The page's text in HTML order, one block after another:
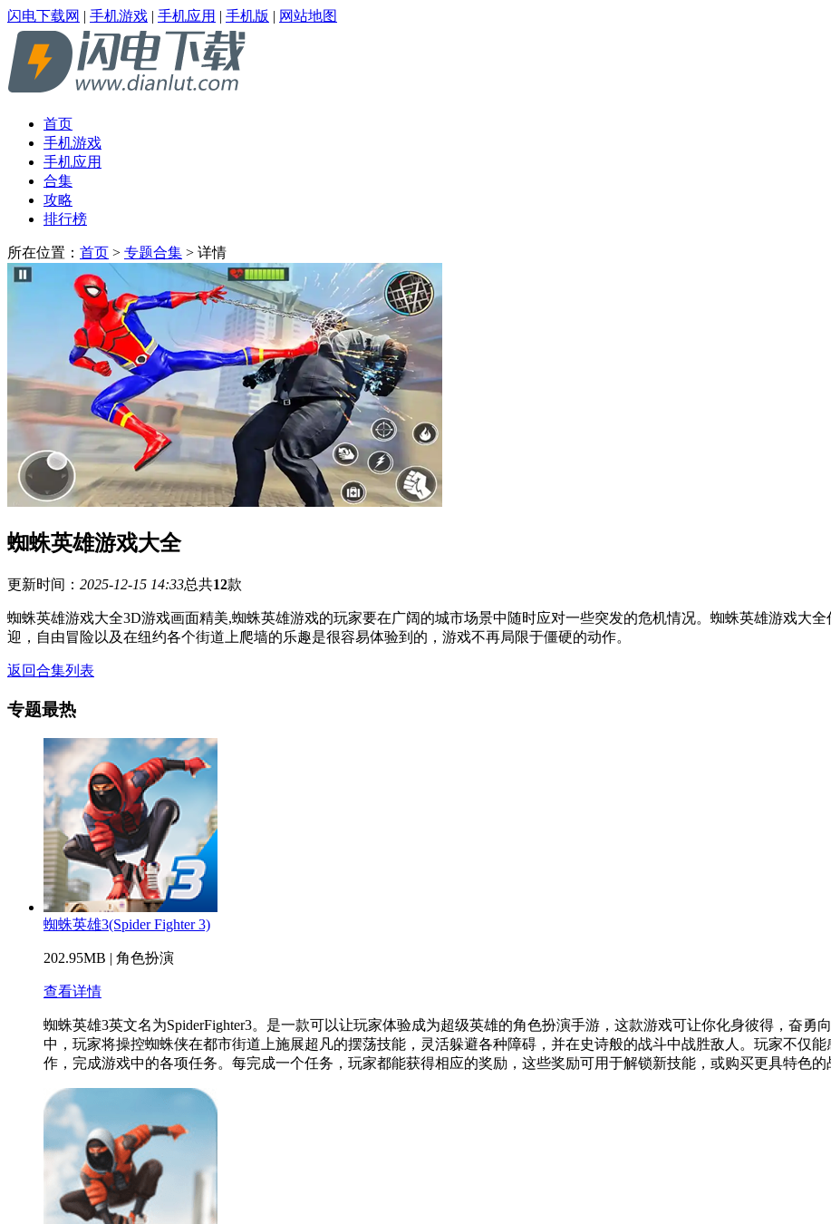
闪电下载网 | 手机游戏 | 手机应用 | 手机版 | 网站地图
首页
手机游戏
手机应用
合集
攻略
排行榜
所在位置： 首页 > 专题合集 > 详情
蜘蛛英雄游戏大全
更新时间： 2025-12-15 14:33总共12款
蜘蛛英雄游戏大全3D游戏画面精美,蜘蛛英雄游戏的玩家要在广阔的城市场景中随时应对一些突发的危机情况。蜘蛛英雄游戏大
迎，自由冒险以及在纽约各个街道上爬墙的乐趣是很容易体验到的，游戏不再局限于僵硬的动作。
返回合集列表
专题最热
蜘蛛英雄3(Spider Fighter 3)
202.95MB | 角色扮演
查看详情
蜘蛛英雄3英文名为SpiderFighter3。是一款可以让玩家体验成为超级英雄的角色扮演手游，这款游戏可让你化身彼得，奋
中，玩家将操控蜘蛛侠在都市街道上施展超凡的摆荡技能，灵活躲避各种障碍，并在史诗般的战斗中战胜敌人。玩家不仅
作，完成游戏中的各项任务。每完成一个任务，玩家都能获得相应的奖励，这些奖励可用于解锁新技能，或购买更具特色的